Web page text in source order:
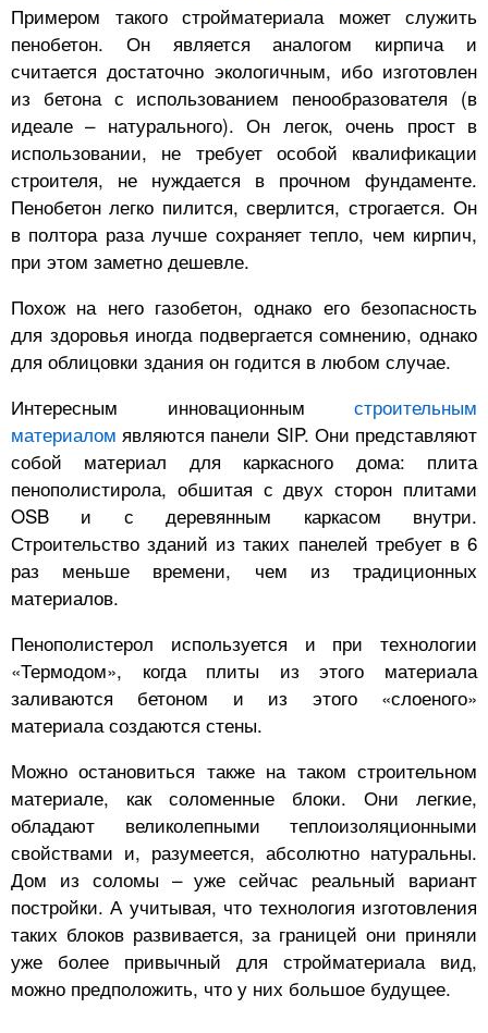
Примером такого стройматериала может служить
пенобетон. Он является аналогом кирпича и
считается достаточно экологичным, ибо изготовлен
из бетона с использованием пенообразователя (в
идеале – натурального). Он легок, очень прост в
использовании, не требует особой квалификации
строителя, не нуждается в прочном фундаменте.
Пенобетон легко пилится, сверлится, строгается. Он
в полтора раза лучше сохраняет тепло, чем кирпич,
при этом заметно дешевле.
Похож на него газобетон, однако его безопасность
для здоровья иногда подвергается сомнению, однако
для облицовки здания он годится в любом случае.
Интересным инновационным строительным
материалом являются панели SIP. Они представляют
собой материал для каркасного дома: плита
пенополистирола, обшитая с двух сторон плитами
OSB и с деревянным каркасом внутри.
Строительство зданий из таких панелей требует в 6
раз меньше времени, чем из традиционных
материалов.
Пенополистерол используется и при технологии
«Термодом», когда плиты из этого материала
заливаются бетоном и из этого «слоеного»
материала создаются стены.
Можно остановиться также на таком строительном
материале, как соломенные блоки. Они легкие,
обладают великолепными теплоизоляционными
свойствами и, разумеется, абсолютно натуральны.
Дом из соломы – уже сейчас реальный вариант
постройки. А учитывая, что технология изготовления
таких блоков развивается, за границей они приняли
уже более привычный для стройматериала вид,
можно предположить, что у них большое будущее.